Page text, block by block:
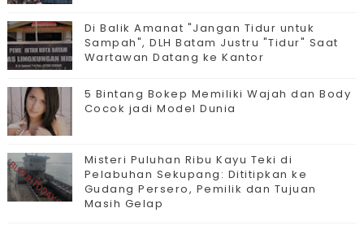
Di Balik Amanat "Jangan Tidur untuk
Sampah", DLH Batam Justru "Tidur" Saat
Wartawan Datang ke Kantor
5 Bintang Bokep Memiliki Wajah dan Body
Cocok jadi Model Dunia
Misteri Puluhan Ribu Kayu Teki di
Pelabuhan Sekupang: Dititipkan ke
Gudang Persero, Pemilik dan Tujuan
Masih Gelap